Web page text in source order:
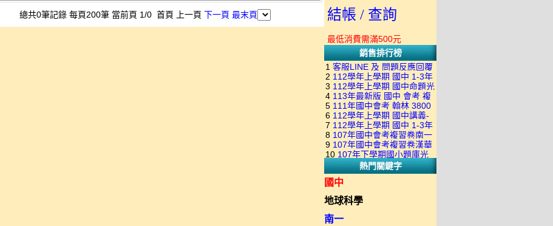
總共0筆記錄 每頁200筆 當前頁 1/0 首頁 上一頁 下一頁 最末頁 結帳 / 查詢
最低消費需滿500元
銷售排行榜
1 客服LINE 及 問題反應回覆
方式 下單後出現訂單編號就
是訂購成功 不會有回覆信
2 112學年上學期 國中 1-3年
級 校用卷 (含南一.康軒.翰林.
全科目.全部卷.含解答)完整版
(2DVD)
3 112學年上學期 國中命題光
碟 康軒版 1-3年級(含108課
綱)(全年級、全領域) 題庫光
碟(不包含：藝文+綜合+健體)
4 113年最新版 國中 會考 複
習卷講義 共18卷(含南一百分
百EZ+南一超會考+康軒麻辣
+康軒會考勝經+康軒易點通
+康軒圖解E點通+漢華大聯盟
+翰林大滿貫+翰林橘子+翰林
Lite輕+翰林主題探索+奇鼎
KO+奇鼎進會考+金安新思維
+金安雙向溝通+金安會考
735+建弘細說.活用+漢華達
陣)全科目合輯版(3片裝)
5 111年國中會考 翰林 3800
應用題彙編 + 南一 3688 應用
題彙編+南一歷屆試題+康軒
3800+ 應用題彙編 1-3年級 卷
類光碟
6 112學年上學期 國中講義-
題型較難(康軒新挑戰麻辣講
義+翰林超級翰將講義+南一學
習標竿講義) 1-3年級 合輯版
DVD版
7 112學年上學期 國中 1-3年
級 習作解答+課本解答(含康
軒.南一.翰林全版本.全科目)
合輯版 DVD版
8 107年國中會考複習卷南一
版 ( 點線面 )全科目.九科含解
答.合輯正式版
9 107年國中會考複習卷漢華
版 ( 達陣 ) 全科目.八科含解
答.合輯正式版
10 107年下學期國小題庫光
碟-南一版（1～6年級）全科
目合輯版 (三片裝)
熱門關鍵字
國中
地球科學
南一